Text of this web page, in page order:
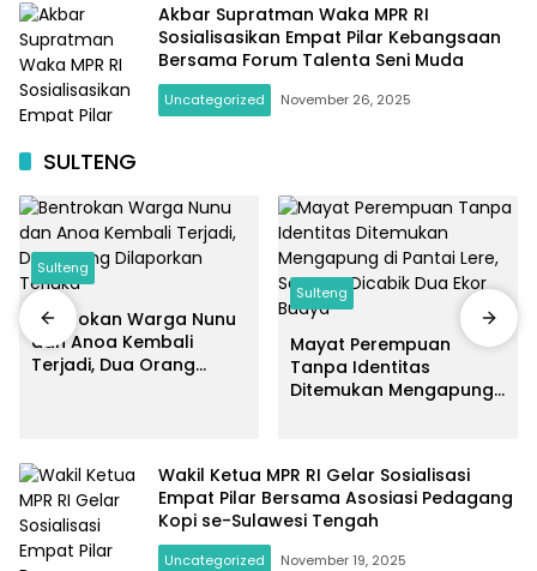
Akbar Supratman Waka MPR RI
Sosialisasikan Empat Pilar Kebangsaan
Bersama Forum Talenta Seni Muda
Uncategorized November 26, 2025
SULTENG
Sulteng
Bentrokan Warga Nunu
dan Anoa Kembali
Terjadi, Dua Orang
Sulteng
Mayat Perempuan
Tanpa Identitas
Ditemukan Mengapung
Wakil Ketua MPR RI Gelar Sosialisasi
Empat Pilar Bersama Asosiasi Pedagang
Kopi se-Sulawesi Tengah
Uncategorized November 19, 2025